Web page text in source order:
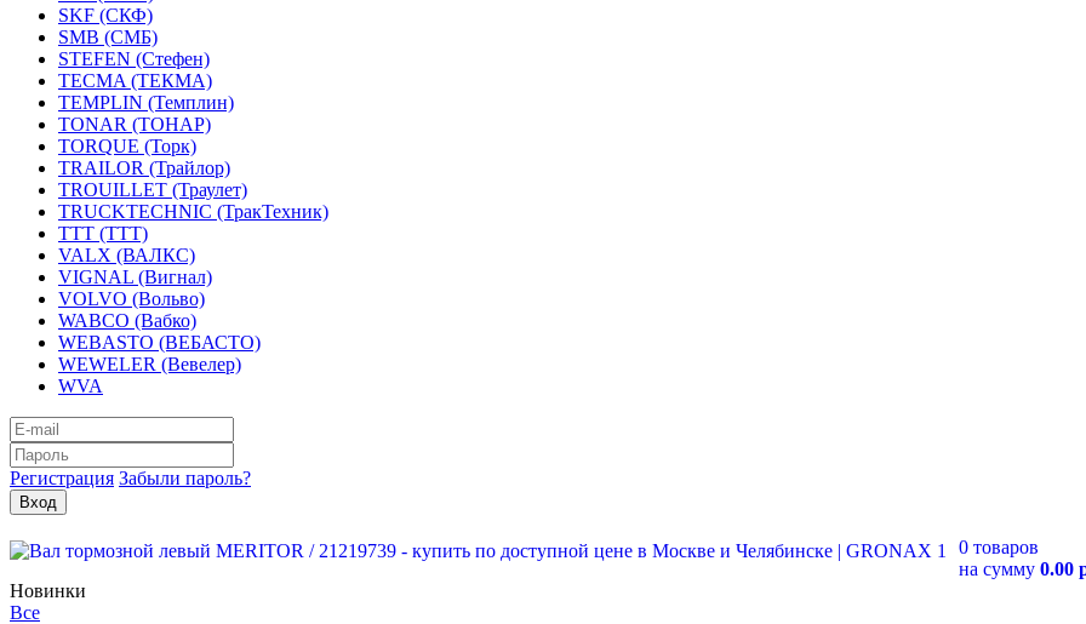
SKF (СКФ)
SMB (СМБ)
STEFEN (Стефен)
TECMA (ТЕКМА)
TEMPLIN (Темплин)
TONAR (ТОНАР)
TORQUE (Торк)
TRAILOR (Трайлор)
TROUILLET (Траулет)
TRUCKTECHNIC (ТракТехник)
TTT (ТТТ)
VALX (ВАЛКС)
VIGNAL (Вигнал)
VOLVO (Вольво)
WABCO (Вабко)
WEBASTO (ВЕБАСТО)
WEWELER (Вевелер)
WVA
Регистрация Забыли пароль?
0 товаров
на сумму 0.00
Новинки
Все